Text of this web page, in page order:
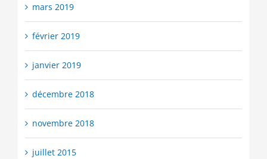
mars 2019
février 2019
janvier 2019
décembre 2018
novembre 2018
juillet 2015